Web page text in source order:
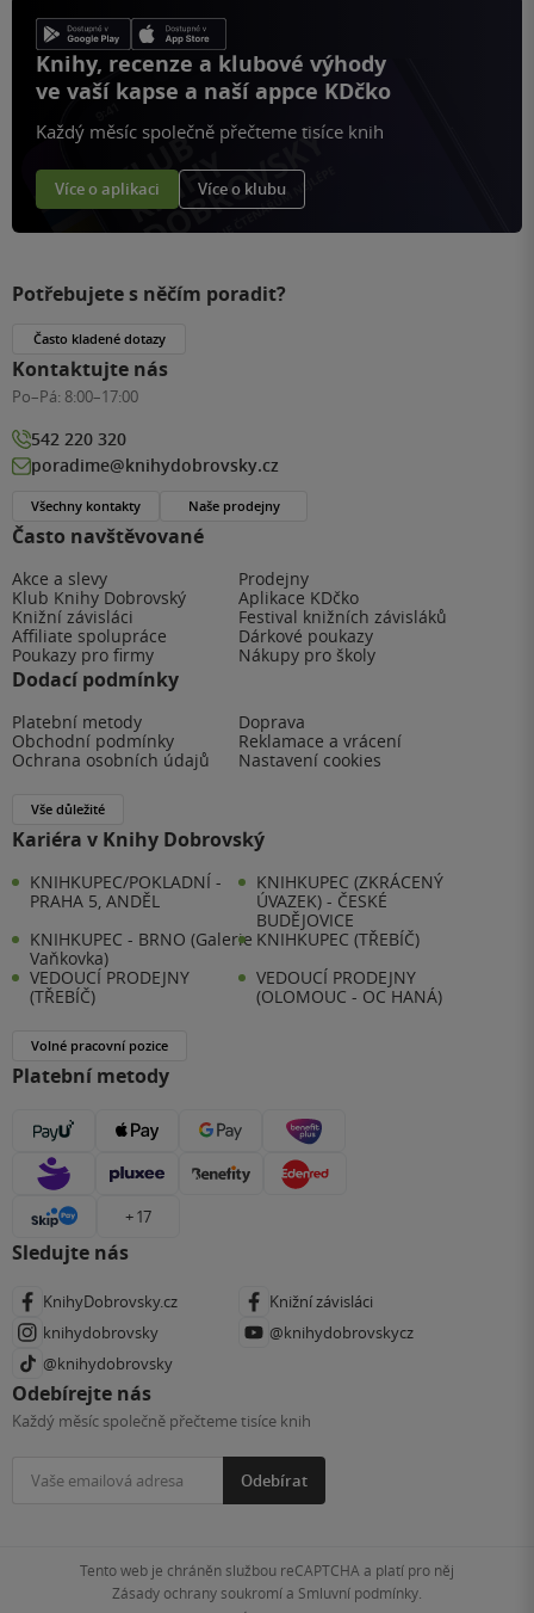
Knihy, recenze a klubové výhody
ve vaší kapse a naší appce KDčko
Každý měsíc společně přečteme tisíce knih
Více o aplikaci Více o klubu
Často navštěvované
Akce a slevy
Prodejny
Klub Knihy Dobrovský
Aplikace KDčko
Knižní závisláci
Festival knižních závisláků
Affiliate spolupráce
Dárkové poukazy
Poukazy pro firmy
Nákupy pro školy
Dodací podmínky
Platební metody
Doprava
Obchodní podmínky
Reklamace a vrácení
Ochrana osobních údajů
Nastavení cookies
Vše důležité
Kariéra v Knihy Dobrovský
KNIHKUPEC/POKLADNÍ -
PRAHA 5, ANDĚL
KNIHKUPEC (ZKRÁCENÝ
ÚVAZEK) - ČESKÉ
BUDĚJOVICE
KNIHKUPEC - BRNO (Galerie
Vaňkovka)
KNIHKUPEC (TŘEBÍČ)
VEDOUCÍ PRODEJNY
(TŘEBÍČ)
VEDOUCÍ PRODEJNY
(OLOMOUC - OC HANÁ)
Volné pracovní pozice
Platební metody
+ 17
Sledujte nás
KnihyDobrovsky.cz
Knižní závisláci
knihydobrovsky
@knihydobrovskycz
@knihydobrovsky
Odebírejte nás
Každý měsíc společně přečteme tisíce knih
Odebírat
Potřebujete s něčím poradit?
Často kladené dotazy
Kontaktujte nás
Po–Pá: 8:00–17:00
542 220 320
poradime@knihydobrovsky.cz
Všechny kontakty Naše prodejny
Tento web je chráněn službou reCAPTCHA a platí pro něj
Zásady ochrany soukromía Smluvní podmínky.